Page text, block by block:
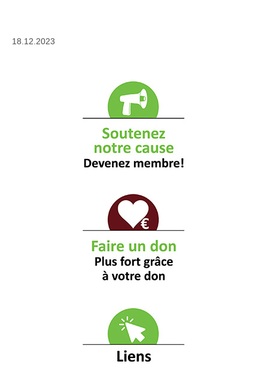
18.12.2023